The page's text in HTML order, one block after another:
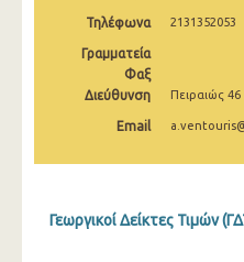
Δεκεμβρίου 2024
Νοεμβρίου 2024
Οκτωβρίου 2024
Ιουλίου 2024
Τηλέφωνα 2131352053
Γραμματεία
Φαξ
Διεύθυνση
Πειραιώς 46
Email
Γεωργικοί Δείκτες Τιμών